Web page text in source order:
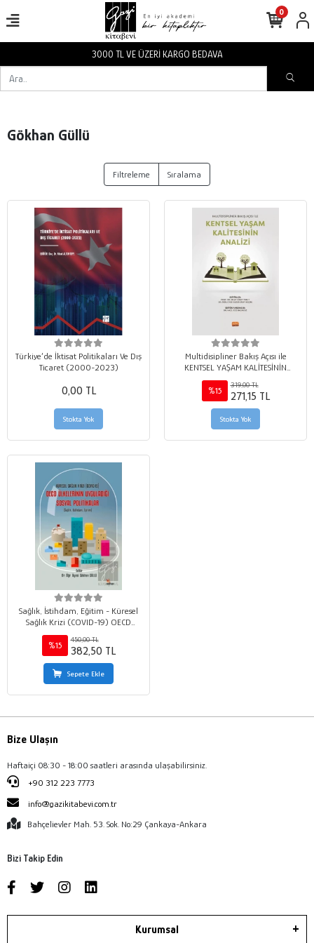
3000 TL VE ÜZERİ KARGO BEDAVA
0
Gökhan Güllü
Filtreleme Sıralama
Türkiye’de İktisat Politikaları Ve Dış
Ticaret (2000-2023)
0,00 TL
Stokta Yok
Multidisipliner Bakış Açısı ile
KENTSEL YAŞAM KALİTESİNİN
ANALİZİ
%15
319,00 TL
271,15 TL
Stokta Yok
Sağlık, İstihdam, Eğitim - Küresel
Sağlık Krizi (COVID-19) OECD
Ülkelerinin Uyguladığı Sosyal
Politikalar
%15
450,00 TL
382,50 TL
Sepete Ekle
Bize Ulaşın
Haftaiçi 08:30 - 18:00 saatleri arasında ulaşabilirsiniz.
+90 312 223 7773
info@gazikitabevi.com.tr
Bahçelievler Mah. 53. Sok. No:29 Çankaya-Ankara
Bizi Takip Edin
Kurumsal